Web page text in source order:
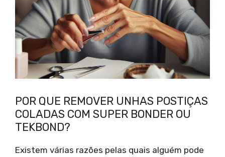
POR QUE REMOVER UNHAS POSTIÇAS
COLADAS COM SUPER BONDER OU
TEKBOND?
Existem várias razões pelas quais alguém pode